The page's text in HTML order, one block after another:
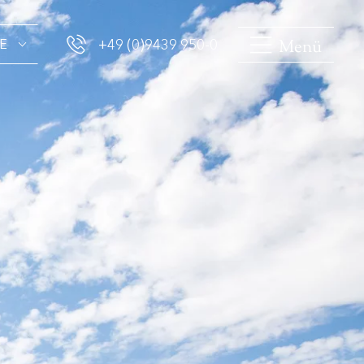
+49 (0)9439 950-0 Menü